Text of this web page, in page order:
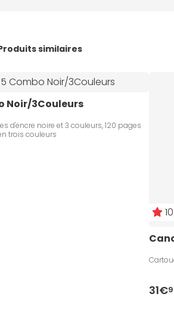
similaires
Noir/3Couleurs
d'encre noire et 3 couleurs, 120 pages
trois couleurs
31€